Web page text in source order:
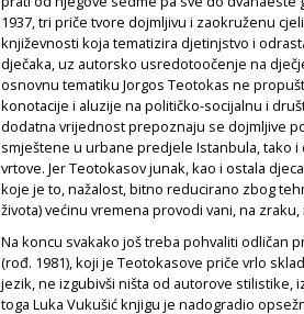
1937, tri priče tvore dojmljivu i zaokruženu
književnosti koja tematizira djetinjstvo i
dječaka, uz autorsko usredotoočenje na
osnovnu tematiku Jorgos Teotokas ne
konotacije i aluzije na političko-socijalnu i
dodatna vrijednost prepoznaju se dojmljive
smještene u urbane predjele Istanbula, tako
vrtove. Jer Teotokasov junak, kao i ostala
koje je to, nažalost, bitno reducirano zbog
života) većinu vremena provodi vani, na
Na koncu svakako još treba pohvaliti odličan
(rođ. 1981), koji je Teotokasove priče vrlo
jezik, ne izgubivši ništa od autorove stilistike,
toga Luka Vukušić knjigu je nadogradio